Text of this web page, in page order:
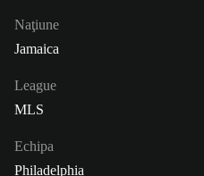
Naţiune
Jamaica
League
MLS
Echipa
Philadelphia